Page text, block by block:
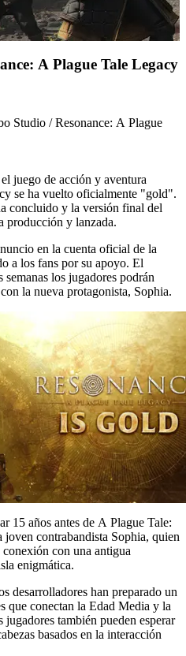
A Plague Tale Legacy
Studio / Resonance: A Plague
juego de acción y aventura
se ha vuelto oficialmente "gold".
concluido y la versión final del
producción y lanzada.
en la cuenta oficial de la
a los fans por su apoyo. El
semanas los jugadores podrán
la nueva protagonista, Sophia.
15 años antes de A Plague Tale:
contrabandista Sophia, quien
con una antigua
enigmática.
desarrolladores han preparado un
que conectan la Edad Media y la
también pueden esperar
basados en la interacción